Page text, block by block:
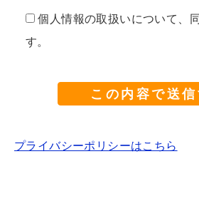
個人情報の取扱いについて、
す。
プライバシーポリシーはこちら